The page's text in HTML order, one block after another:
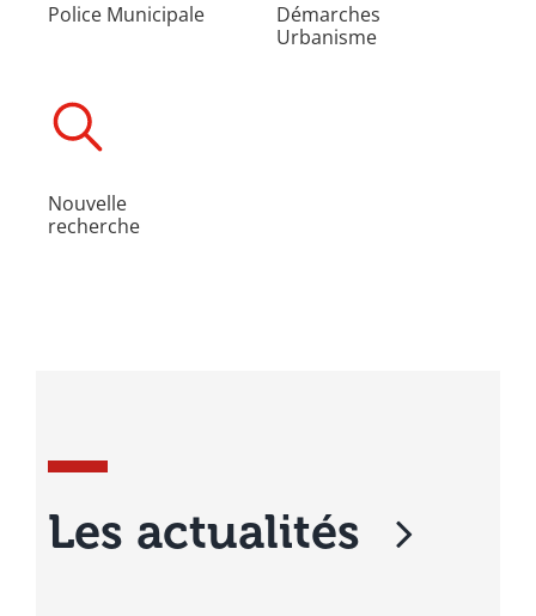
Police Municipale
Démarches
Urbanisme
Nouvelle
recherche
Les actualités